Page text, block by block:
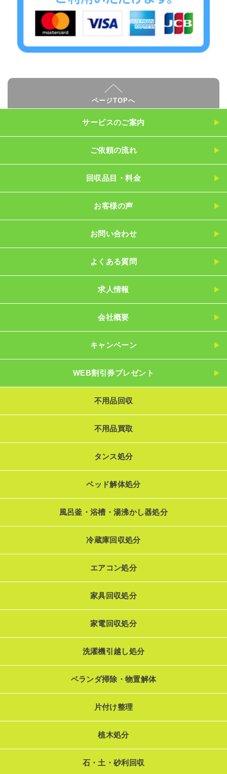
ページTOPへ
サービスのご案内
ご依頼の流れ
回収品目・料金
お客様の声
お問い合わせ
よくある質問
求人情報
会社概要
キャンペーン
WEB割引券プレゼント
不用品回収
不用品買取
タンス処分
ベッド解体処分
風呂釜・浴槽・湯沸かし器処分
冷蔵庫回収処分
エアコン処分
家具回収処分
家電回収処分
洗濯機引越し処分
ベランダ掃除・物置解体
片付け整理
植木処分
石・土・砂利回収